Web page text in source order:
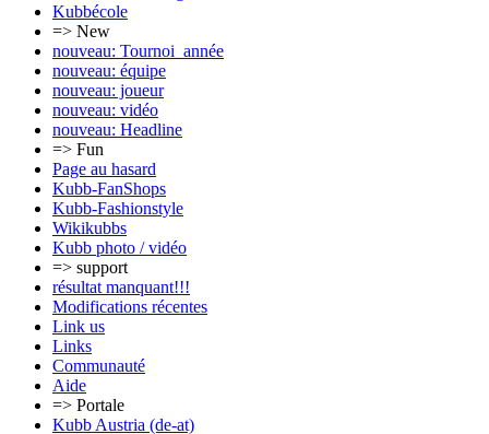
Kubbécole
=> New
nouveau: Tournoi_année
nouveau: équipe
nouveau: joueur
nouveau: vidéo
nouveau: Headline
=> Fun
Page au hasard
Kubb-FanShops
Kubb-Fashionstyle
Wikikubbs
Kubb photo / vidéo
=> support
résultat manquant!!!
Modifications récentes
Link us
Links
Communauté
Aide
=> Portale
Kubb Austria (de-at)